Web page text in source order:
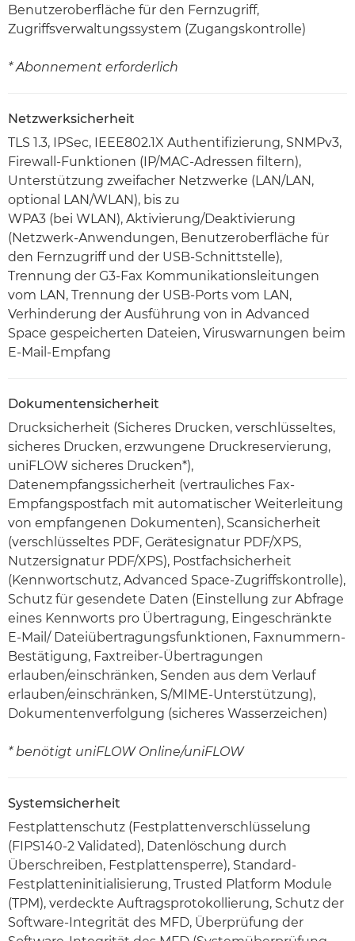
Benutzeroberfläche für den Fernzugriff,
Zugriffsverwaltungssystem (Zugangskontrolle)
* Abonnement erforderlich
Netzwerksicherheit
TLS 1.3, IPSec, IEEE802.1X Authentifizierung, SNMPv3,
Firewall-Funktionen (IP/MAC-Adressen filtern),
Unterstützung zweifacher Netzwerke (LAN/LAN,
optional LAN/WLAN), bis zu
WPA3 (bei WLAN), Aktivierung/Deaktivierung
(Netzwerk-Anwendungen, Benutzeroberfläche für
den Fernzugriff und der USB-Schnittstelle),
Trennung der G3-Fax Kommunikationsleitungen
vom LAN, Trennung der USB-Ports vom LAN,
Verhinderung der Ausführung von in Advanced
Space gespeicherten Dateien, Viruswarnungen beim
E-Mail-Empfang
Dokumentensicherheit
Drucksicherheit (Sicheres Drucken, verschlüsseltes,
sicheres Drucken, erzwungene Druckreservierung,
uniFLOW sicheres Drucken*),
Datenempfangssicherheit (vertrauliches Fax-
Empfangspostfach mit automatischer Weiterleitung
von empfangenen Dokumenten), Scansicherheit
(verschlüsseltes PDF, Gerätesignatur PDF/XPS,
Nutzersignatur PDF/XPS), Postfachsicherheit
(Kennwortschutz, Advanced Space-Zugriffskontrolle),
Schutz für gesendete Daten (Einstellung zur Abfrage
eines Kennworts pro Übertragung, Eingeschränkte
E-Mail/ Dateiübertragungsfunktionen, Faxnummern-
Bestätigung, Faxtreiber-Übertragungen
erlauben/einschränken, Senden aus dem Verlauf
erlauben/einschränken, S/MIME-Unterstützung),
Dokumentenverfolgung (sicheres Wasserzeichen)
* benötigt uniFLOW Online/uniFLOW
Systemsicherheit
Festplattenschutz (Festplattenverschlüsselung
(FIPS140-2 Validated), Datenlöschung durch
Überschreiben, Festplattensperre), Standard-
Festplatteninitialisierung, Trusted Platform Module
(TPM), verdeckte Auftragsprotokollierung, Schutz der
Software-Integrität des MFD, Überprüfung der